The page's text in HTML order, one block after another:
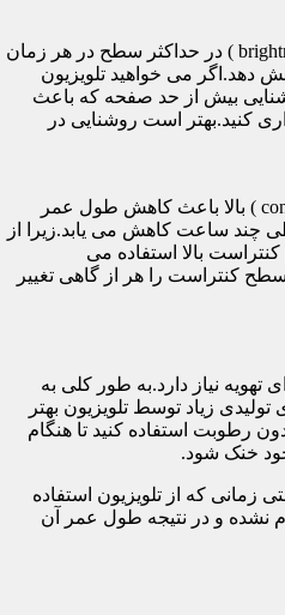
تنظیمات روشنایی تلویزیون (brightness ) در حداکثر سطح در هر زمان
دهد.اگر می خواهید تلویزیون
بیش از حد صفحه که باعث
کنید.بهتر است روشنایی در
استفاده از سطح کنتراست (contrast ) بالا باعث کاهش طول عمر
چند ساعت کاهش می یابد.زیرا از
بالا استفاده می
کنتراست را هر از گاهی تغییر
تهویه نیاز دارد.به طور کلی به
زیاد توسط تلویزیون بهتر
رطوبت استفاده کنید تا هنگام
خنک شود.
زمانی که از تلویزیون استفاده
نشده و در نتیجه طول عمر آن